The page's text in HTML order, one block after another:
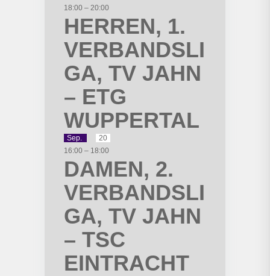
18:00 – 20:00
HERREN, 1.
VERBANDSLI
GA, TV JAHN
– ETG
WUPPERTAL
Sep.
20
16:00 – 18:00
DAMEN, 2.
VERBANDSLI
GA, TV JAHN
– TSC
EINTRACHT